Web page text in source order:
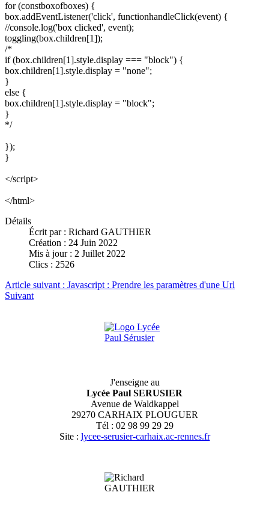
for (constboxofboxes) {
box.addEventListener('click', functionhandleClick(event) {
//console.log('box clicked', event);
toggling(box.children[1]);
/*
if (box.children[1].style.display === "block") {
box.children[1].style.display = "none";
}
else {
box.children[1].style.display = "block";
}
*/
});
}
</script>
</html>
Détails
Écrit par : Richard GAUTHIER
Création : 24 Juin 2022
Mis à jour : 2 Juillet 2022
Clics : 2526
Article suivant : Javascript : Prendre les paramètres d'une Url
Suivant
J'enseigne au
Lycée Paul SERUSIER
Avenue de Waldkappel
29270 CARHAIX PLOUGUER
Tél : 02 98 99 29 29
Site : lycee-serusier-carhaix.ac-rennes.fr